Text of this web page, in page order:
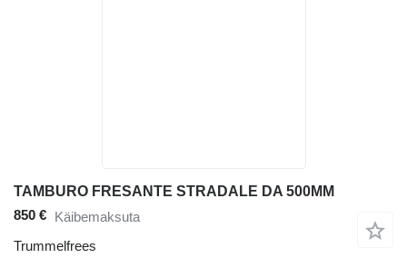
TAMBURO FRESANTE STRADALE DA 500MM
850 € Käibemaksuta
Trummelfrees